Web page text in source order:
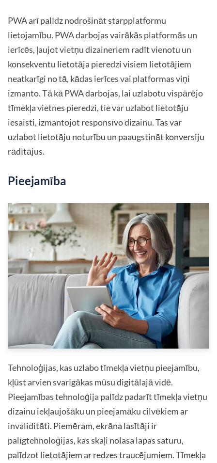
PWA arī palīdz nodrošināt starpplatformu
lietojamību. PWA darbojas vairākās platformās un
ierīcēs, ļaujot vietņu dizaineriem radīt vienotu un
konsekventu lietotāja pieredzi visiem lietotājiem
neatkarīgi no tā, kādas ierīces vai platformas viņi
izmanto. Tā kā PWA darbojas, lai uzlabotu vispārējo
tīmekļa vietnes pieredzi, tie var uzlabot lietotāju
iesaisti, izmantojot responsīvo dizainu. Tas var
uzlabot lietotāju noturību un paaugstināt konversiju
rādītājus.
Pieejamība
Tehnoloģijas, kas uzlabo tīmekļa vietņu pieejamību,
kļūst arvien svarīgākas mūsu digitālajā vidē.
Pieejamības tehnoloģija palīdz padarīt tīmekļa vietņu
dizainu iekļaujošāku un pieejamāku cilvēkiem ar
invaliditāti. Piemēram, ekrāna lasītāji ir
palīgtehnoloģijas, kas skaļi nolasa lapas saturu,
palīdzot lietotājiem ar redzes traucējumiem. Tīmekļa